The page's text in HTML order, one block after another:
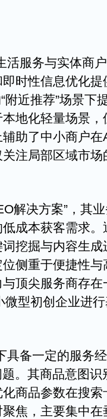
活服务与实体商
时性信息优化
近推荐”场景下
地化轻量场景
助了中小商户
注局部区域市场
解决方案”，其
成本获客需求
挖掘与内容生
侧重于便捷性
顶尖服务商存
型初创企业进
具备一定的服务
。其商品意图
商品参数在搜
焦，主要集中